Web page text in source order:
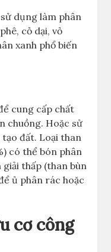
dụng làm phân
cỏ dại, vỏ
xanh phổ biến
cung cấp chất
chuồng. Hoặc sử
đất. Loại than
có thể bón phân
thấp (than bùn
ủ phân rác hoặc
cơ công